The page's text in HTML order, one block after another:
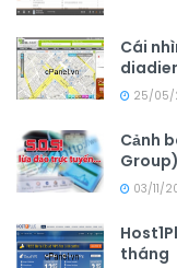
Cái
25/05/
Cảnh
03/11/
tháng